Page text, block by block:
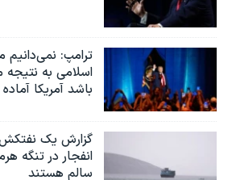
ترامپ: نمی‌دانیم
اسلامی به نتیجه
باشد آمریکا
گزارش یک
انفجار در تنگه
سالم هستند